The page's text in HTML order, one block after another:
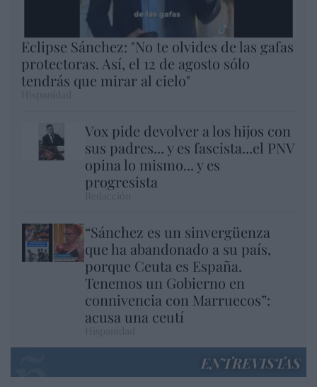
Eclipse Sánchez: "No te olvides de las gafas
protectoras. Así, el 12 de agosto sólo
tendrás que mirar al cielo"
Vox pide devolver a los hijos con
sus padres... y es fascista...el PNV
opina lo mismo... y es
progresista
“Sánchez es un sinvergüenza
que ha abandonado a su país,
porque Ceuta es España.
Tenemos un Gobierno en
connivencia con Marruecos”:
acusa una ceutí
ENTREVISTAS